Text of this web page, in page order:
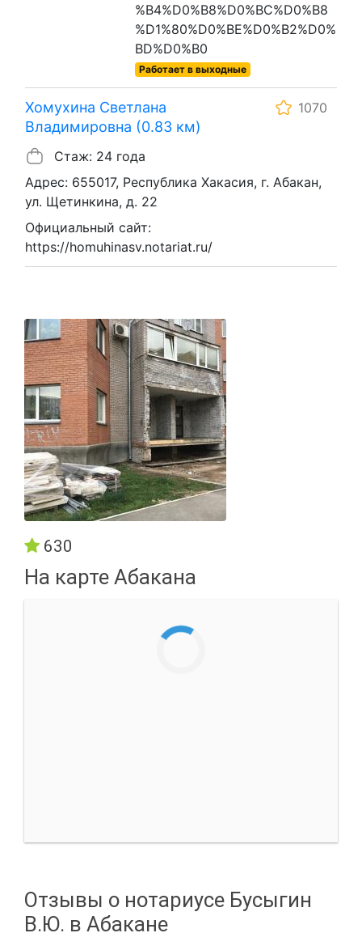
%B4%D0%B8%D0%BC%D0%B8
%D1%80%D0%BE%D0%B2%D0%
BD%D0%B0
Работает в выходные
Хомухина Светлана
Владимировна (0.83 км)
1070
Стаж: 24 года
Адрес: 655017, Республика Хакасия, г. Абакан,
ул. Щетинкина, д. 22
Официальный сайт:
https://homuhinasv.notariat.ru/
630
На карте Абакана
Отзывы о нотариусе Бусыгин
В.Ю. в Абакане